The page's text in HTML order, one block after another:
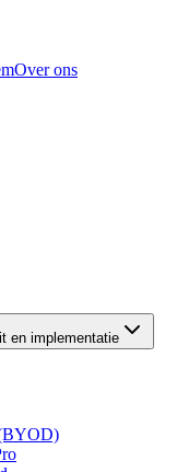
Over ons
en implementatie